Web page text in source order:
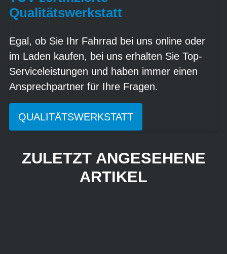
Qualitätswerkstatt
Egal, ob Sie Ihr Fahrrad bei uns online oder
im Laden kaufen, bei uns erhalten Sie Top-
Serviceleistungen und haben immer einen
Ansprechpartner für Ihre Fragen.
QUALITÄTSWERKSTATT
ZULETZT ANGESEHENE
ARTIKEL